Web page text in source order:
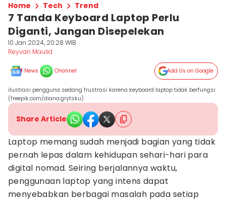
Home Tech Trend
7 Tanda Keyboard Laptop Perlu
Diganti, Jangan Disepelekan
10 Jan 2024, 20:28 WIB
Reyvan Maulid
News Channel Add Us on Google
ilustrasi pengguna sedang frustrasi karena keyboard laptop tidak berfungsi
(freepik.com/diana.grytsku)
Share Article
Laptop memang sudah menjadi bagian yang tidak
pernah lepas dalam kehidupan sehari-hari para
digital nomad. Seiring berjalannya waktu,
penggunaan laptop yang intens dapat
menyebabkan berbagai masalah pada setiap